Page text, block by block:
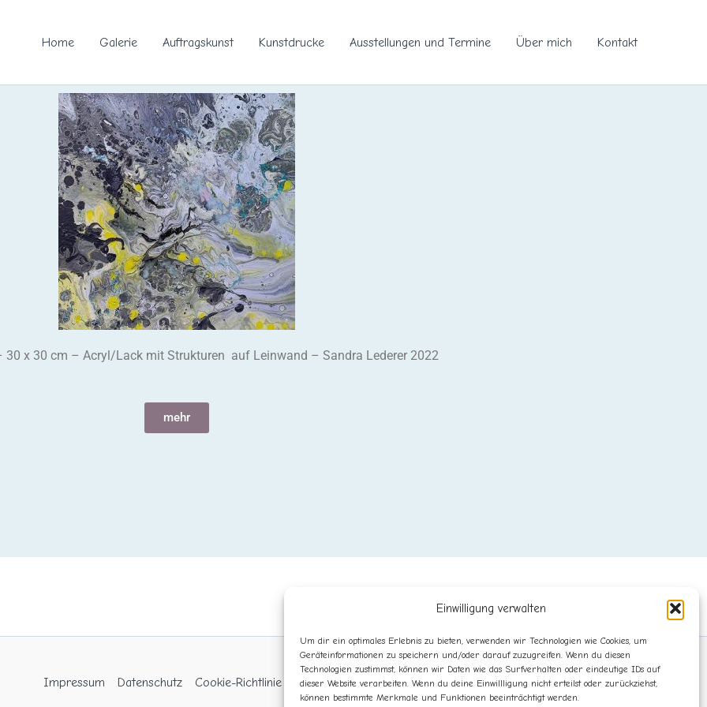
Einwilligung verwalten
Um dir ein optimales Erlebnis zu bieten, verwenden wir Technologien wie Cookies, um
Geräteinformationen zu speichern und/oder darauf zuzugreifen. Wenn du diesen
Technologien zustimmst, können wir Daten wie das Surfverhalten oder eindeutige IDs auf
dieser Website verarbeiten. Wenn du deine Einwillligung nicht erteilst oder zurückziehst,
können bestimmte Merkmale und Funktionen beeinträchtigt werden.
Home Galerie Auftragskunst Kunstdrucke Ausstellungen und Termine Über mich Kontakt
30 x 30 cm – Acryl/Lack mit Strukturen auf Leinwand – Sandra Lederer 2022
mehr
Impressum Datenschutz Cookie-Richtlinie (EU)